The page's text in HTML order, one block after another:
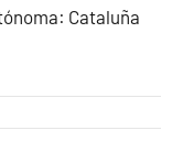
Cataluña